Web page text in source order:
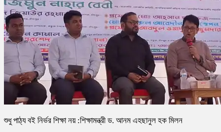
শুধু পাঠ্য বই নির্ভর শিক্ষা নয় :শিক্ষামন্ত্রী ড. আনম এহছানুল হক মিলন